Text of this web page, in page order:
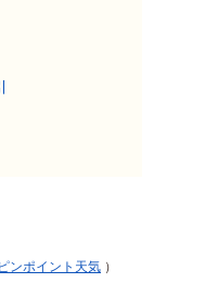
ピンポイント天気 ）